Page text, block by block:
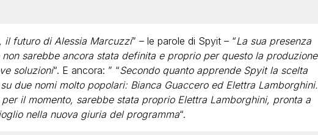
il futuro di Alessia Marcuzzi” – le parole di Spyit – “La sua presenza
sarebbe ancora stata definita e proprio per questo la produzione
soluzioni“. E ancora: ” “Secondo quanto apprende Spyit la scelta
due nomi molto popolari: Bianca Guaccero ed Elettra Lamborghini.
il momento, sarebbe stata proprio Elettra Lamborghini, pronta a
nella nuova giuria del programma“.